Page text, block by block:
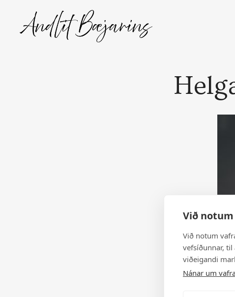
content
Við
Við notum
vefsíðunnar,
viðeigandi
Nánar um